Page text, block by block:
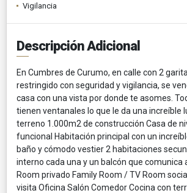
Vigilancia
Descripción Adicional
En Cumbres de Curumo, en calle con 2
restringido con seguridad y vigilancia, se
casa con una vista por donde te asomes.
tienen ventanales lo que le da una increíble
terreno 1.000m2 de construcción Casa de
funcional Habitación principal con un
baño y cómodo vestier 2 habitaciones
interno cada una y un balcón que comunica
Room privado Family Room / TV Room
visita Oficina Salón Comedor Cocina con